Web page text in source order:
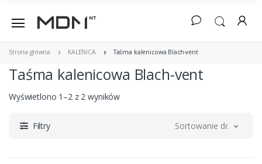
Strona główna KALENICA Taśma kalenicowa Blach-vent
Taśma kalenicowa Blach-vent
Wyświetlono 1–2 z 2 wyników
Filtry Sortowanie domyślne